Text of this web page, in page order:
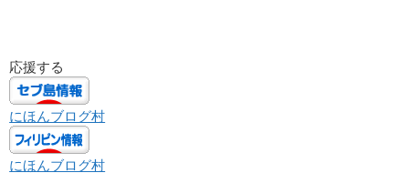
応援する
にほんブログ村
にほんブログ村